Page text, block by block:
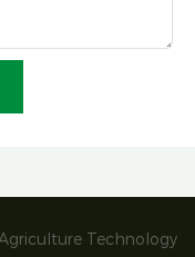
Technology